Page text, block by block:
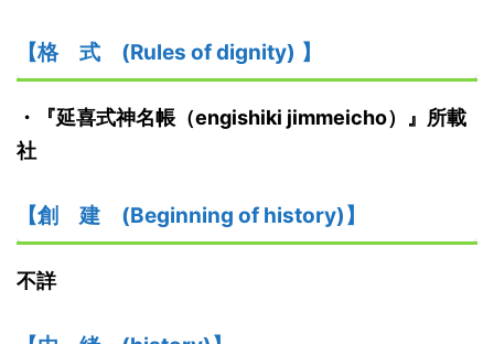
【格 式 (Rules of dignity) 】
・ 『延喜式神名帳 （engishiki jimmeicho） 』 所載
社
【創 建 (Beginning of history)】
不詳